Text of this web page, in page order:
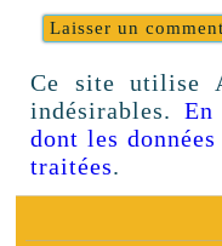
Ce site utilise
indésirables.
dont les
traitées.